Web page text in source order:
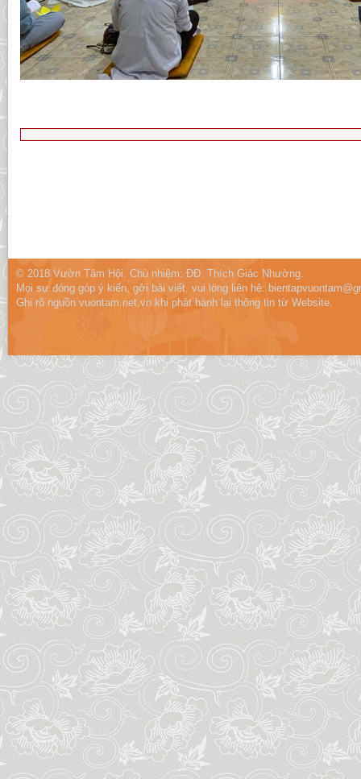
© 2018 Vườn Tâm Hội. Chủ nhiệm: ĐĐ. Thích Giác Nhường.
Mọi sự đóng góp ý kiến, gởi bài viết, vui lòng liên hệ:
Ghi rõ nguồn vuontam.net.vn khi phát hành lại thông tin từ Website.